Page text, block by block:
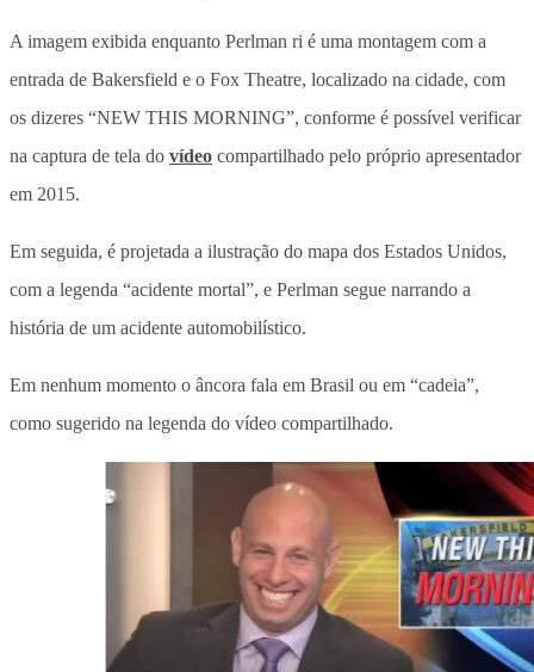
A imagem exibida enquanto Perlman ri é uma montagem com a
entrada de Bakersfield e o Fox Theatre, localizado na cidade, com
os dizeres “NEW THIS MORNING”, conforme é possível verificar
na captura de tela do vídeo compartilhado pelo próprio apresentador
em 2015.
Em seguida, é projetada a ilustração do mapa dos Estados Unidos,
com a legenda “acidente mortal”, e Perlman segue narrando a
história de um acidente automobilístico.
Em nenhum momento o âncora fala em Brasil ou em “cadeia”,
como sugerido na legenda do vídeo compartilhado.